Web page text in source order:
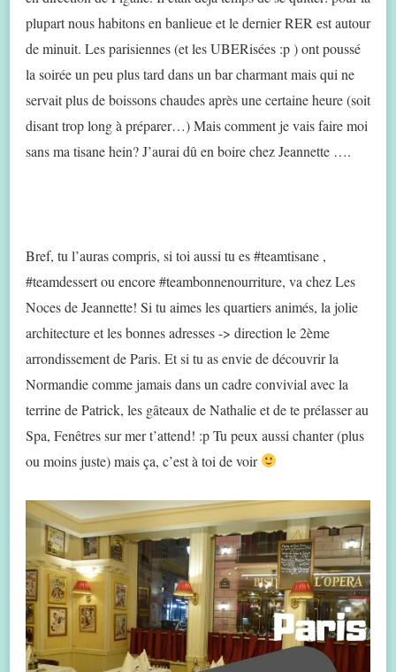
plupart nous habitons en banlieue et le dernier RER est autour
de minuit. Les parisiennes (et les UBERisées :p ) ont poussé
la soirée un peu plus tard dans un bar charmant mais qui ne
servait plus de boissons chaudes après une certaine heure (soit
disant trop long à préparer…) Mais comment je vais faire moi
sans ma tisane hein? J’aurai dû en boire chez Jeannette ….
Bref, tu l’auras compris, si toi aussi tu es #teamtisane ,
#teamdessert ou encore #teambonnenourriture, va chez Les
Noces de Jeannette! Si tu aimes les quartiers animés, la jolie
architecture et les bonnes adresses -> direction le 2ème
arrondissement de Paris. Et si tu as envie de découvrir la
Normandie comme jamais dans un cadre convivial avec la
terrine de Patrick, les gâteaux de Nathalie et de te prélasser au
Spa, Fenêtres sur mer t’attend! :p Tu peux aussi chanter (plus
ou moins juste) mais ça, c’est à toi de voir